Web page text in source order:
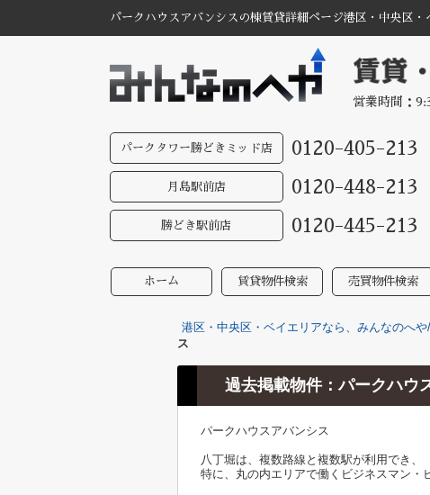
パークハウスアバンシスの棟賃貸詳細ページ港区・中央区
営業時間：
パークタワー勝どきミッド店 0120-405-213
月島駅前店 0120-448-213
勝どき駅前店 0120-445-213
ホーム 賃貸物件検索 売買物件検索
港区・中央区・ベイエリアなら、みんなのへ
ス
過去掲載物件：パークハウ
パークハウスアバンシス
八丁堀は、複数路線と複数駅が利用でき、
特に、丸の内エリアで働くビジネスマン・